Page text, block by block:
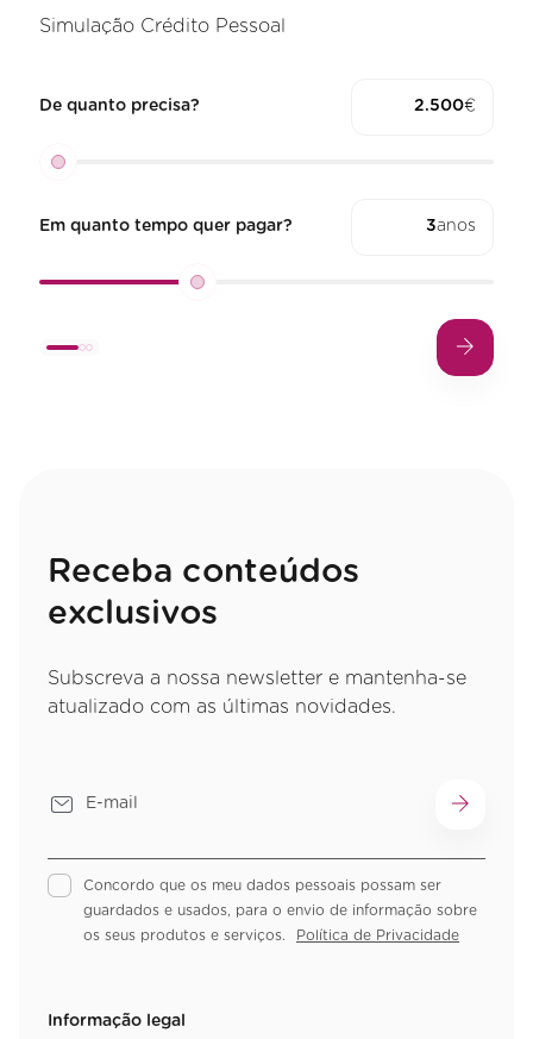
Simulação Crédito Pessoal
De quanto precisa? €
Em quanto tempo quer pagar? anos
Receba conteúdos
exclusivos
Subscreva a nossa newsletter e mantenha-se
atualizado com as últimas novidades.
Concordo que os meu dados pessoais possam ser
guardados e usados, para o envio de informação sobre
os seus produtos e serviços.
Política de Privacidade
Informação legal